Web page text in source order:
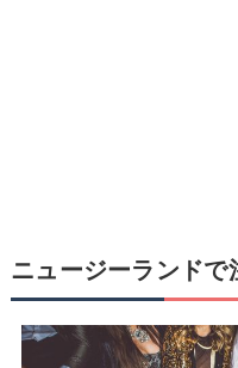
ニュージーランドで